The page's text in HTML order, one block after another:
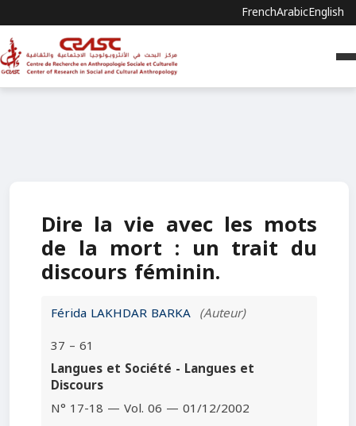
FrenchArabicEnglish
Dire la vie avec les mots
de la mort : un trait du
discours féminin.
Férida LAKHDAR BARKA (Auteur)
37 – 61
Langues et Société - Langues et
Discours
N° 17-18 — Vol. 06 — 01/12/2002